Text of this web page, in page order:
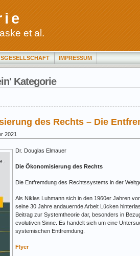
et al.
IMPRESSUM
Kategorie
des Rechts – Die
2021
Dr. Douglas Elmauer
Die Ökonomisierung des Rechts
Die Entfremdung des Rechtssystems in der
Als Niklas Luhmann sich in den 1960er Jahren
seine 30 Jahre andauernde Arbeit Lücken
Beitrag zur Systemtheorie dar, besonders in
evolutiven Sinne. Es handelt sich um eine
systemischen Entfremdung.
Flyer